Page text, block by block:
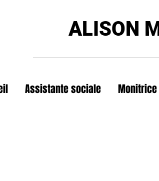
ALISON
Assistante sociale